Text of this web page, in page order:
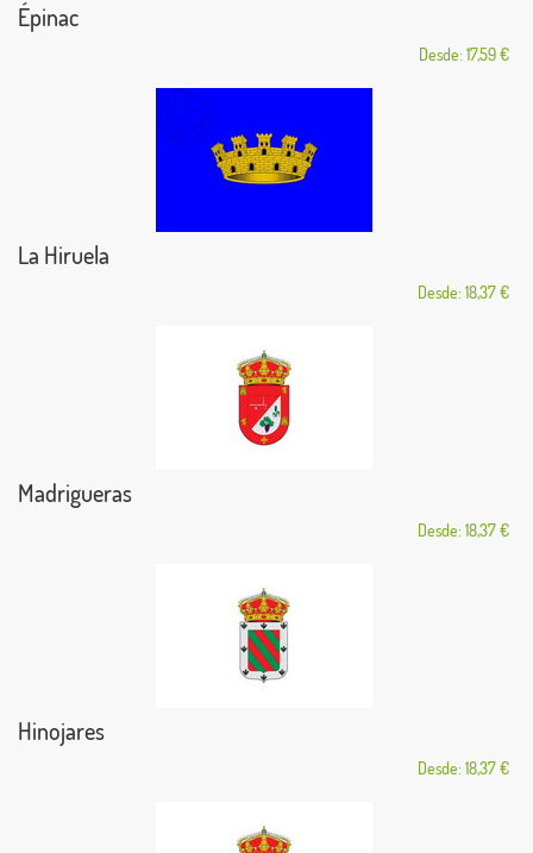
Épinac
Desde: 17,59 €
La Hiruela
Desde: 18,37 €
Madrigueras
Desde: 18,37 €
Hinojares
Desde: 18,37 €